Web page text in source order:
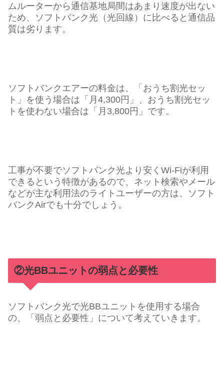
ムルーターから通信基地局間はあまり速度が出ない
ため、ソフトバンク光（光回線）に比べると通信品
質は劣ります。
ソフトバンクエアーの料金は、「おうち割光セッ
ト」を使う場合は「月4,300円」、おうち割光セッ
トを使わない場合は「月3,800円」です。
工事が不要でソフトバンク光より安くWi-Fiが利用
できるという特徴があるので、ネット検索やメール
などが主な利用法のライトユーザーの方は、ソフト
バンクAirでも十分でしょう。
②光BBユニットの弱点と必要性
ソフトバンク光で光BBユニットを使用する場合
の、「弱点と必要性」について考えていきます。